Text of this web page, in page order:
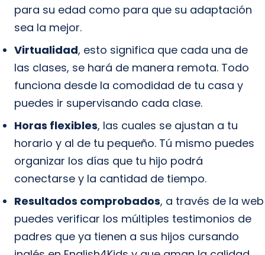
para su edad como para que su adaptación
sea la mejor.
Virtualidad, esto significa que cada una de
las clases, se hará de manera remota. Todo
funciona desde la comodidad de tu casa y
puedes ir supervisando cada clase.
Horas flexibles, las cuales se ajustan a tu
horario y al de tu pequeño. Tú mismo puedes
organizar los días que tu hijo podrá
conectarse y la cantidad de tiempo.
Resultados comprobados, a través de la web
puedes verificar los múltiples testimonios de
padres que ya tienen a sus hijos cursando